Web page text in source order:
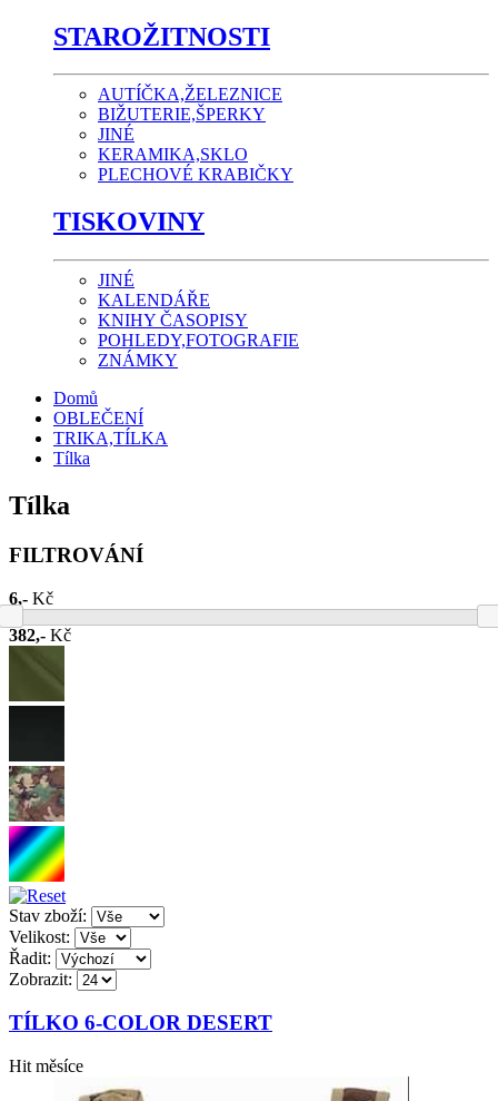
STAROŽITNOSTI
AUTÍČKA,ŽELEZNICE
BIŽUTERIE,ŠPERKY
JINÉ
KERAMIKA,SKLO
PLECHOVÉ KRABIČKY
TISKOVINY
JINÉ
KALENDÁŘE
KNIHY ČASOPISY
POHLEDY,FOTOGRAFIE
ZNÁMKY
Domů
OBLEČENÍ
TRIKA,TÍLKA
Tílka
Tílka
FILTROVÁNÍ
6,- Kč
382,- Kč
Stav zboží:
Velikost:
Řadit:
Zobrazit:
TÍLKO 6-COLOR DESERT
Hit měsíce